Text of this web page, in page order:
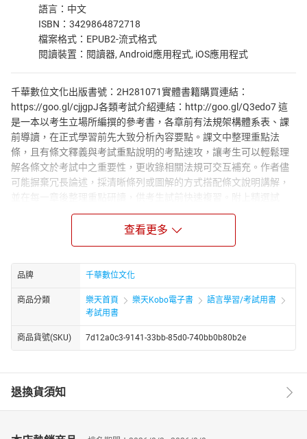
語言：中文
ISBN：3429864872718
檔案格式：EPUB2-流式格式
閱讀裝置：閱讀器, Android應用程式, iOS應用程式
千華數位文化出版書號：2H281071實體書籍購買連結：
https://goo.gl/cjjgpJ各類考試介紹連結：http://goo.gl/Q3edo7 這
是一本以考生立場所編撰的參考書，各章前有法規架構體系表、課
前導讀，在正式學習前先大致分析內容要點。課文中整理重點法
條，且有條文釋義與考試重點說明的考點速攻，讓考生可以輕鬆理
解各條文於考試中之重要性，更收錄相關法規可交互補充。作者儘
可能摒棄冗長論述，採清晰條列或圖解的方式搭配條文說明講解，
並在每一章後整理重點研讀，供考生試前快速複習。附上精選試
題，作為該章的學習測試。各章末附上精選試題，收錄相關試題以
為練習，可作為該章學習自我測驗之用。另外，書末收錄了近年的
試題與詳盡解析，除強化解題功力外，亦可藉由練習而有效連結至
查看更多
品牌 千華數位文化
商品分類 樂天首頁 樂天Kobo電子書
語言學習/考試用書
考試用書
商品貨號(SKU) 7d12a0c3-9141-33bb-85d0-740bb0b80b2e
退換貨須知